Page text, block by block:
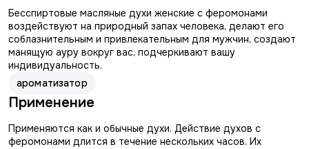
Бесспиртовые масляные духи женские с феромонами
воздействуют на природный запах человека, делают его
соблазнительным и привлекательным для мужчин, создают
манящую ауру вокруг вас, подчеркивают вашу
индивидуальность.
ароматизатор
Применение
Применяются как и обычные духи. Действие духов с
феромонами длится в течение нескольких часов. Их